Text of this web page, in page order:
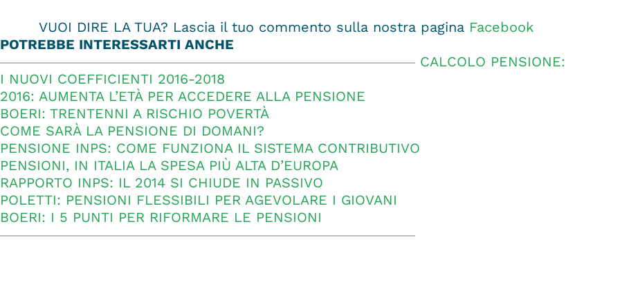
VUOI DIRE LA TUA? Lascia il tuo commento sulla nostra pagina Facebook
POTREBBE INTERESSARTI ANCHE
CALCOLO PENSIONE:
I NUOVI COEFFICIENTI 2016-2018
2016: AUMENTA L’ETÀ PER ACCEDERE ALLA PENSIONE
BOERI: TRENTENNI A RISCHIO POVERTÀ
COME SARÀ LA PENSIONE DI DOMANI?
PENSIONE INPS: COME FUNZIONA IL SISTEMA CONTRIBUTIVO
PENSIONI, IN ITALIA LA SPESA PIÙ ALTA D’EUROPA
RAPPORTO INPS: IL 2014 SI CHIUDE IN PASSIVO
POLETTI: PENSIONI FLESSIBILI PER AGEVOLARE I GIOVANI
BOERI: I 5 PUNTI PER RIFORMARE LE PENSIONI